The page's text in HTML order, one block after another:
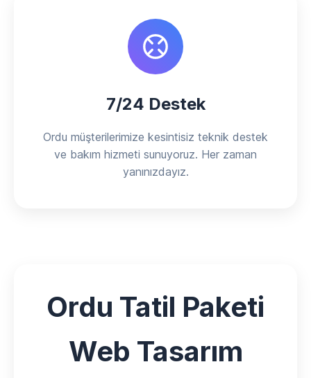
7/24 Destek
Ordu müşterilerimize kesintisiz teknik destek
ve bakım hizmeti sunuyoruz. Her zaman
yanınızdayız.
Ordu Tatil Paketi
Web Tasarım